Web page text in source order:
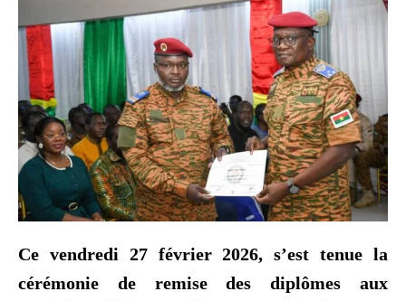
Ce vendredi 27 février 2026, s’est tenue la
cérémonie de remise des diplômes aux